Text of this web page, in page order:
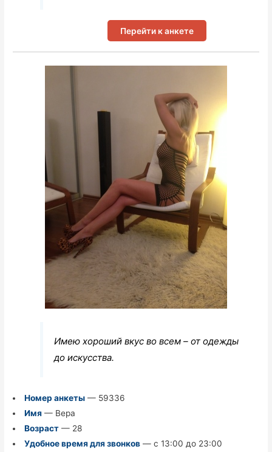
Перейти к анкете
Имею хороший вкус во всем – от одежды
до искусства.
Номер анкеты— 59336
Имя— Вера
Возраст— 28
Удобное время для звонков— с 13:00 до 23:00